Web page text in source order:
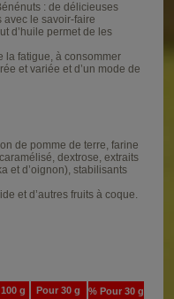
: de délicieuses
le savoir-faire
d’huile permet de les
la fatigue, à consommer
et variée et d’un mode de
de pomme de terre, farine
dextrose, extraits
et d’oignon), stabilisants
et d’autres fruits à coque.
g Pour 30 g %Pour 30 g